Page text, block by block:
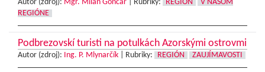
Autor (zdroj): Mgr. Milan Gončár Rubriky: REGIÓN
V NAŠOM
REGIÓNE
Podbrezovskí turisti na potulkách Azorskými ostrovmi
Autor (zdroj): Ing. P. Mlynarčík Rubriky: REGIÓN ZAUJÍMAVOSTI